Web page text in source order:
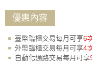
優惠內容
臺幣臨櫃交易每月可享6
外幣臨櫃交易每月可享4
自動化通路交易每月可享